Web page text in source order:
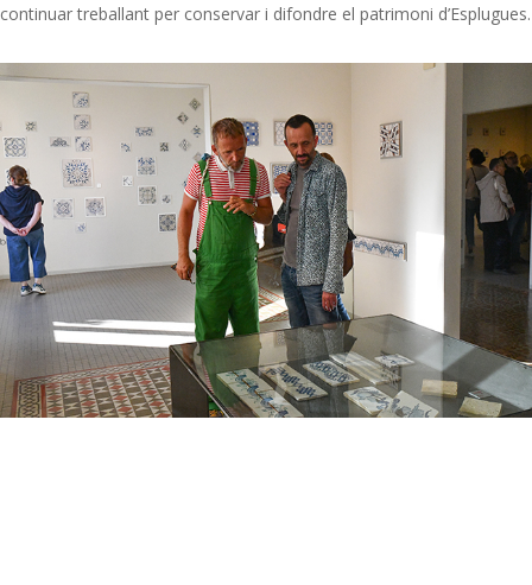
continuar treballant per conservar i difondre el patrimoni d’Esplugues.